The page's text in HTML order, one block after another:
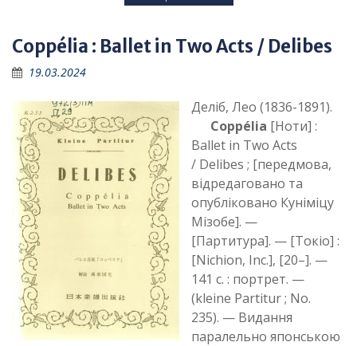
Coppélia : Ballet in Two Acts / Delibes
19.03.2024
Деліб, Лео (1836-1891).
Coppélia [Ноти] :
Ballet in Two Acts
/ Delibes ; [передмова,
відредаговано та
опубліковано Куніміцу
Мізобе]. —
[Партитура]. — [Токіо] :
[Nichion, Inc.], [20–]. —
141 с. : портрет. —
(kleine Partitur ; No.
235). — Видання
паралельно японською